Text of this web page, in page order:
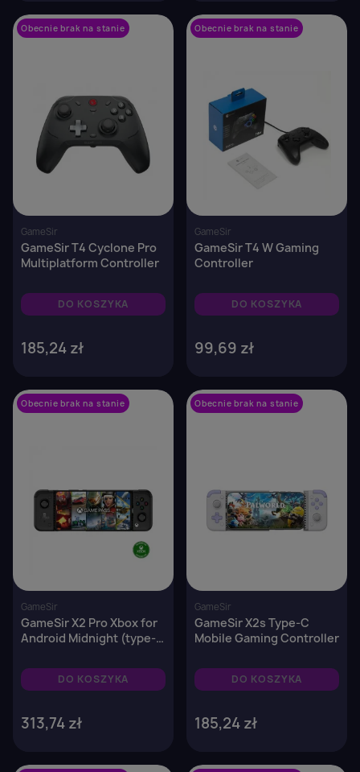
Obecnie brak na stanie
GameSir
GameSir T4 Cyclone Pro
Multiplatform Controller
DO KOSZYKA
185,24 zł
Obecnie brak na stanie
GameSir
GameSir T4 W Gaming
Controller
DO KOSZYKA
99,69 zł
Obecnie brak na stanie
GameSir
GameSir X2 Pro Xbox for
Android Midnight (type-
DO KOSZYKA
313,74 zł
Obecnie brak na stanie
GameSir
GameSir X2s Type-C
Mobile Gaming Controller
DO KOSZYKA
185,24 zł